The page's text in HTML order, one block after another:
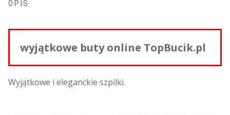
OPIS
wyjątkowe buty online TopBucik.pl
Wyjątkowe i eleganckie szpilki.